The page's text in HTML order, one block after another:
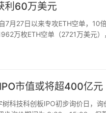
利60万美元
27日以来专攻ETH空单，10
万枚ETH空单（2721万美元
市值或将超400亿元
科技科创板IPO初步询价日，